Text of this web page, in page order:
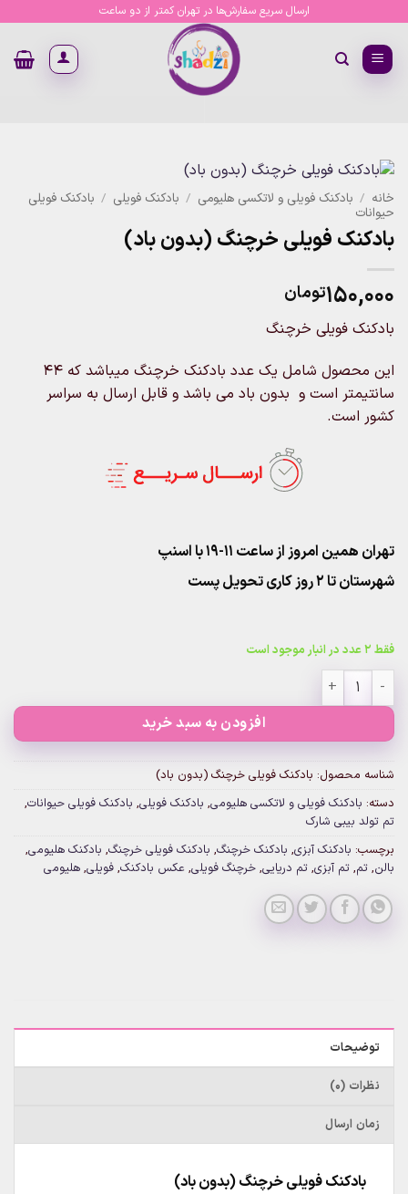
content
ارسال سریع سفارش‌ها در تهران کمتر از دو ساعت
خانه / بادکنک فویلی و لاتکسی هلیومی / بادکنک فویلی / بادکنک فویلی
حیوانات
بادکنک فویلی خرچنگ (بدون باد)
۱۵۰,۰۰۰تومان
بادکنک فویلی خرچنگ
این محصول شامل یک عدد بادکنک خرچنگ میباشد که ۴۴
سانتیمتر است و بدون باد می باشد و قابل ارسال به سراسر
کشور است.
تهران همین امروز از ساعت ۱۱-۱۹ با اسنپ
شهرستان تا 2 روز کاری تحویل پست
فقط 2 عدد در انبار موجود است
بادکنک فویلی خرچنگ (بدون باد) عدد
افزودن به سبد خرید
شناسه محصول: بادکنک فویلی خرچنگ (بدون باد)
دسته: بادکنک فویلی و لاتکسی هلیومی, بادکنک فویلی, بادکنک فویلی حیوانات,
تم تولد بیبی شارک
برچسب: بادکنک آبزی, بادکنک خرچنگ, بادکنک فویلی خرچنگ, بادکنک هلیومی,
بالن, تم, تم آبزی, تم دریایی, خرچنگ فویلی, عکس بادکنک, فویلی, هلیومی
توضیحات
نظرات (0)
زمان ارسال
بادکنک فویلی خرچنگ (بدون باد)